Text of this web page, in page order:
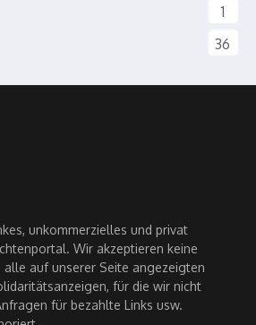
1
36
unkommerzielles und privat
Wir akzeptieren keine
auf unserer Seite angezeigten
für die wir nicht
für bezahlte Links usw.